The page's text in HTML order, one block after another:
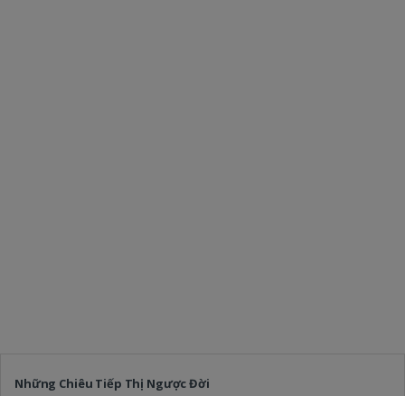
Những Chiêu Tiếp Thị Ngược Đời